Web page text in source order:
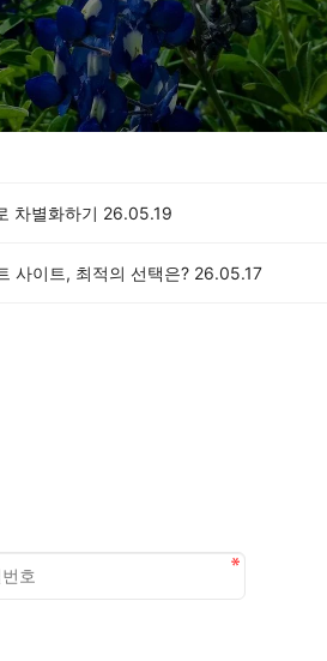
차별화하기 26.05.19
사이트, 최적의 선택은? 26.05.17